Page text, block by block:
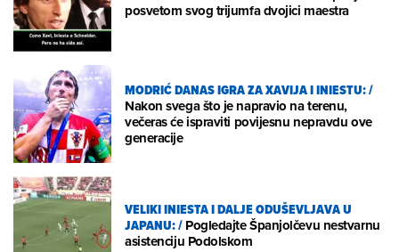
posvetom svog trijumfa dvojici maestra
MODRIĆ DANAS IGRA ZA XAVIJA I INIESTU:/
Nakon svega što je napravio na terenu,
večeras će ispraviti povijesnu nepravdu ove
generacije
VELIKI INIESTA I DALJE ODUŠEVLJAVA U
JAPANU:/Pogledajte Španjolčevu nestvarnu
asistenciju Podolskom